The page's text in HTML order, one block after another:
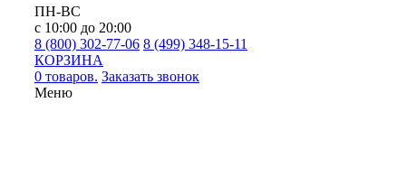
ПН-ВС
с 10:00 до 20:00
8 (800) 302-77-06 8 (499) 348-15-11
КОРЗИНА
0 товаров. Заказать звонок
Меню